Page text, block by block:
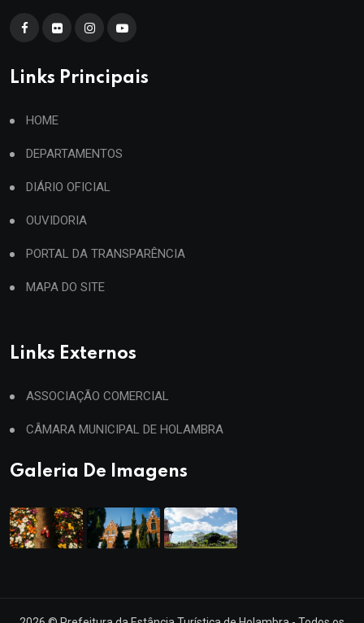
Links Principais
HOME
DEPARTAMENTOS
DIÁRIO OFICIAL
OUVIDORIA
PORTAL DA TRANSPARÊNCIA
MAPA DO SITE
Links Externos
ASSOCIAÇÃO COMERCIAL
CÂMARA MUNICIPAL DE HOLAMBRA
Galeria De Imagens